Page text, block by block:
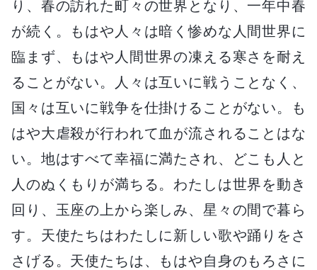
り、春の訪れた町々の世界となり、一年中春
が続く。もはや人々は暗く惨めな人間世界に
臨まず、もはや人間世界の凍える寒さを耐え
ることがない。人々は互いに戦うことなく、
国々は互いに戦争を仕掛けることがない。も
はや大虐殺が行われて血が流されることはな
い。地はすべて幸福に満たされ、どこも人と
人のぬくもりが満ちる。わたしは世界を動き
回り、玉座の上から楽しみ、星々の間で暮ら
す。天使たちはわたしに新しい歌や踊りをさ
さげる。天使たちは、もはや自身のもろさに